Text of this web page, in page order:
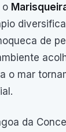
o
de
o mar
da